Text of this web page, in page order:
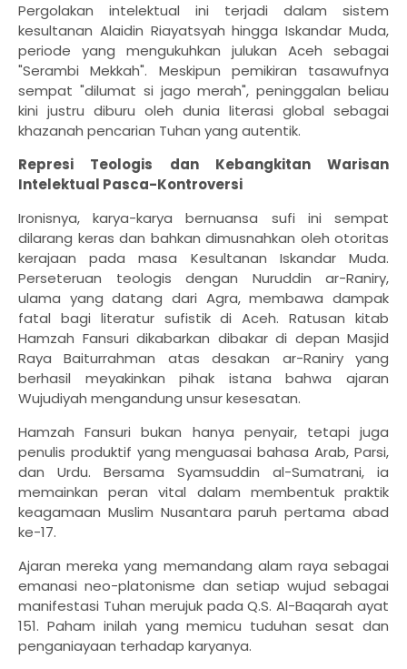
Pergolakan intelektual ini terjadi dalam sistem
kesultanan Alaidin Riayatsyah hingga Iskandar Muda,
periode yang mengukuhkan julukan Aceh sebagai
"Serambi Mekkah". Meskipun pemikiran tasawufnya
sempat "dilumat si jago merah", peninggalan beliau
kini justru diburu oleh dunia literasi global sebagai
khazanah pencarian Tuhan yang autentik.
Represi Teologis dan Kebangkitan Warisan
Intelektual Pasca-Kontroversi
Ironisnya, karya-karya bernuansa sufi ini sempat
dilarang keras dan bahkan dimusnahkan oleh otoritas
kerajaan pada masa Kesultanan Iskandar Muda.
Perseteruan teologis dengan Nuruddin ar-Raniry,
ulama yang datang dari Agra, membawa dampak
fatal bagi literatur sufistik di Aceh. Ratusan kitab
Hamzah Fansuri dikabarkan dibakar di depan Masjid
Raya Baiturrahman atas desakan ar-Raniry yang
berhasil meyakinkan pihak istana bahwa ajaran
Wujudiyah mengandung unsur kesesatan.
Hamzah Fansuri bukan hanya penyair, tetapi juga
penulis produktif yang menguasai bahasa Arab, Parsi,
dan Urdu. Bersama Syamsuddin al-Sumatrani, ia
memainkan peran vital dalam membentuk praktik
keagamaan Muslim Nusantara paruh pertama abad
ke-17.
Ajaran mereka yang memandang alam raya sebagai
emanasi neo-platonisme dan setiap wujud sebagai
manifestasi Tuhan merujuk pada Q.S. Al-Baqarah ayat
151. Paham inilah yang memicu tuduhan sesat dan
penganiayaan terhadap karyanya.